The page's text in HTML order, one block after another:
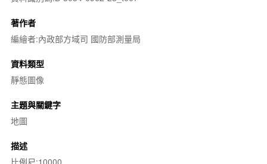
著作者
編繪者:內政部方域司 國防部測量局
資料類型
靜態圖像
主題與關鍵字
地圖
描述
比例尺:10000